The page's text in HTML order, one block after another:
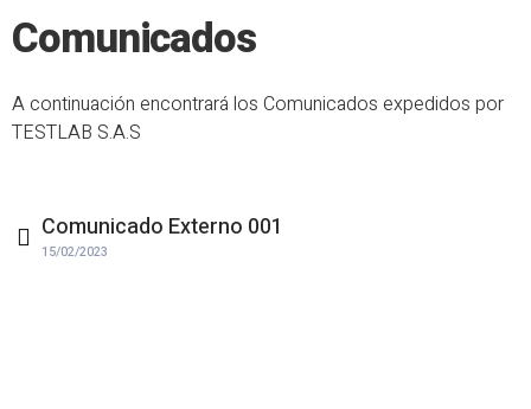
Comunicados
A continuación encontrará los Comunicados expedidos por
TESTLAB S.A.S
Comunicado Externo 001
15/02/2023